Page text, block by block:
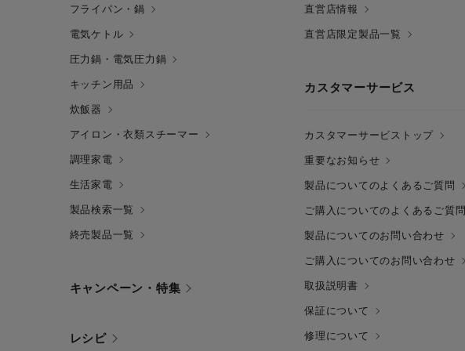
フライパン・鍋
電気ケトル
圧力鍋・電気圧力鍋
キッチン用品
炊飯器
アイロン・衣類スチーマー
調理家電
生活家電
製品検索一覧
終売製品一覧
キャンペーン・特集
レシピ
直営店情報
直営店限定製品一覧
カスタマーサービス
カスタマーサービストップ
重要なお知らせ
製品についてのよくあるご質問
ご購入についてのよくあるご質問
製品についてのお問い合わせ
ご購入についてのお問い合わせ
取扱説明書
保証について
修理について